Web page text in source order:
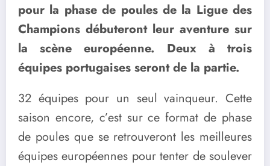
pour la phase de poules de la Ligue des
Champions débuteront leur aventure sur
la scène européenne. Deux à trois
équipes portugaises seront de la partie.
32 équipes pour un seul vainqueur. Cette
saison encore, c’est sur ce format de phase
de poules que se retrouveront les meilleures
équipes européennes pour tenter de soulever